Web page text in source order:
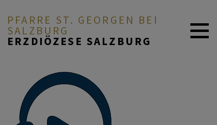
PFARRE ST. GEORGEN BEI
SALZBURG
ERZDIÖZESE SALZBURG
BEGEGNEN
FEIERN
ZURÜCK
Kinder
ZURÜCK
KidsTreff